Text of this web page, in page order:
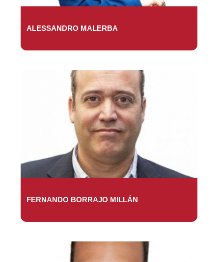
ALESSANDRO MALERBA
FERNANDO BORRAJO MILLÁN